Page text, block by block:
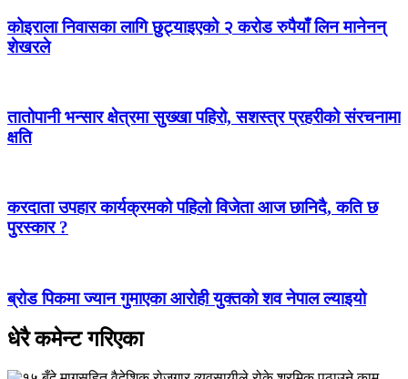
कोइराला निवासका लागि छुट्याइएको २ करोड रुपैयाँ लिन मानेनन्
शेखरले
तातोपानी भन्सार क्षेत्रमा सुख्खा पहिरो, सशस्त्र प्रहरीको संरचनामा
क्षति
करदाता उपहार कार्यक्रमको पहिलो विजेता आज छानिदै, कति छ
पुरस्कार ?
ब्रोड पिकमा ज्यान गुमाएका आरोही युक्तको शव नेपाल ल्याइयो
धेरै कमेन्ट गरिएका